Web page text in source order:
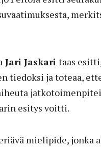
Jari Jaskari taas
tiedoksi ja toteaa,
esitys voitti.
mielipide,